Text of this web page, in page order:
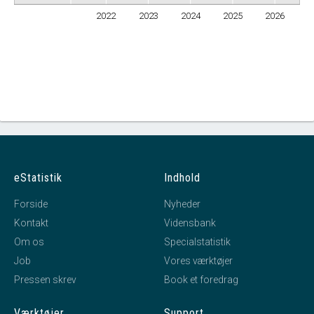
2022 2023 2024 2025 2026
eStatistik
Forside
Kontakt
Om os
Job
Pressen skrev
Indhold
Nyheder
Vidensbank
Specialstatistik
Vores værktøjer
Book et foredrag